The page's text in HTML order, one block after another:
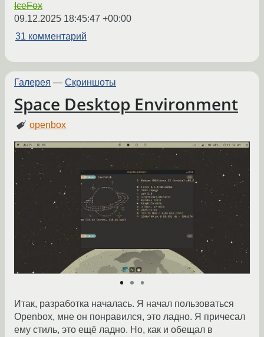
IceFox
09.12.2025 18:45:47 +00:00
31 комментарий
Галерея — Скриншоты
Space Desktop Environment
openbox
Итак, разработка началась. Я начал пользоваться
Openbox, мне он понравился, это ладно. Я причесал
ему стиль, это ещё ладно. Но, как и обещал в